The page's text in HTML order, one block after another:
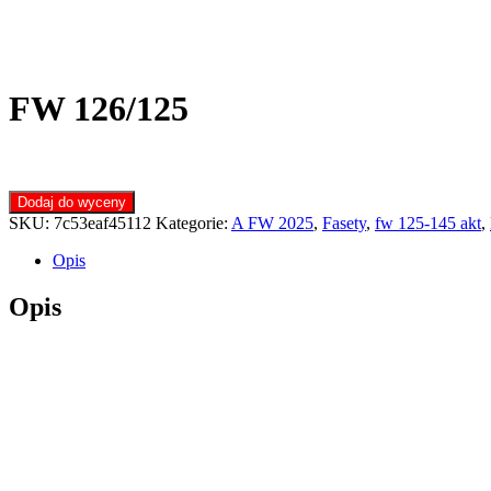
FW 126/125
Dodaj do wyceny
SKU: 7c53eaf45112 Kategorie: A FW 2025, Fasety, fw 125-145 akt,
Opis
Opis